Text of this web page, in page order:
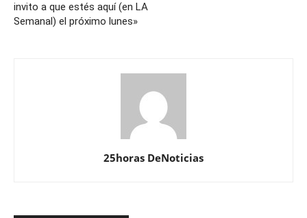
invito a que estés aquí (en LA
Semanal) el próximo lunes»
25horas DeNoticias